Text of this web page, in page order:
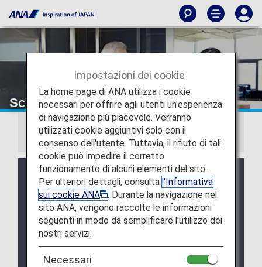
Scopri l'ospitalità ANA
Informazioni
Il servizio Carta ANA Super Flyers sarà aggiornato
a partire da aprile 2028.
Per ulteriori dettagli, consulta leModifiche al
programma Carta ANA Super Flyers.
Il servizio punti di upgrade offerto ai soci Premium
consulta le informazioni relative alla
cessazione
Impostazioni dei cookie
La home page di ANA utilizza i cookie
necessari per offrire agli utenti un'esperienza
di navigazione più piacevole. Verranno
utilizzati cookie aggiuntivi solo con il
consenso dell'utente. Tuttavia, il rifiuto di tali
cookie può impedire il corretto
funzionamento di alcuni elementi del sito.
Per ulteriori dettagli, consulta l'Informativa
sui cookie ANA
. Durante la navigazione nel
sito ANA, vengono raccolte le informazioni
seguenti in modo da semplificare l'utilizzo dei
nostri servizi.
Necessari